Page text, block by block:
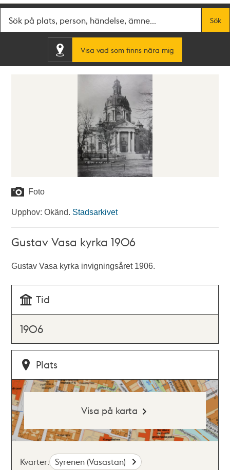
Sök
Visa vad som finns nära mig
Foto
Upphov: Okänd. Stadsarkivet
Gustav Vasa kyrka 1906
Gustav Vasa kyrka invigningsåret 1906.
Tid
1906
Plats
Visa på karta
Kvarter: Syrenen (Vasastan)